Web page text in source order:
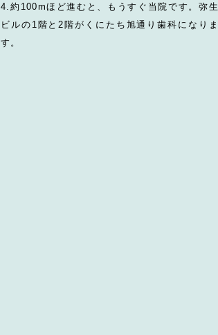
4.約100mほど進むと、もうすぐ当院です。弥生
ビルの1階と2階がくにたち旭通り歯科になりま
す。